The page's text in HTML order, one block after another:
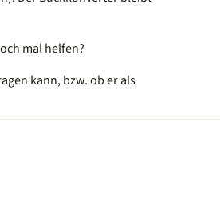
mal helfen?
kann, bzw. ob er als